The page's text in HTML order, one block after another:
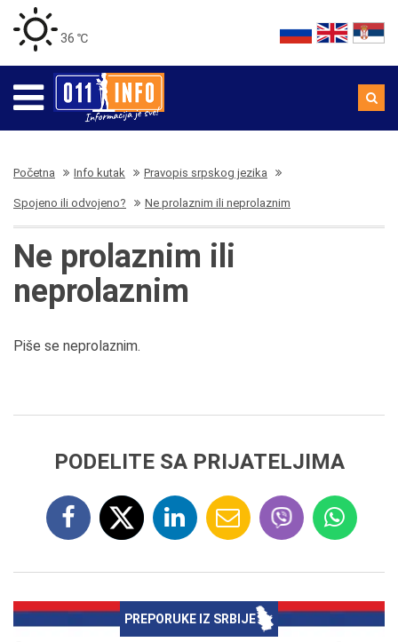
36 ℃
Početna Info kutak Pravopis srpskog jezika
Spojeno ili odvojeno? Ne prolaznim ili neprolaznim
Ne prolaznim ili
neprolaznim
Piše se neprolaznim.
PODELITE SA PRIJATELJIMA
PREPORUKE IZ SRBIJE